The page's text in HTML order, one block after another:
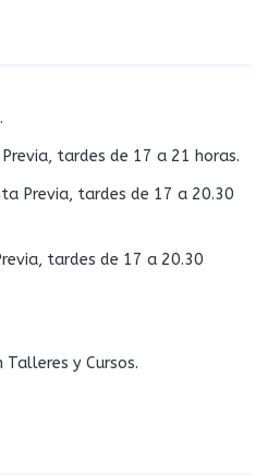
tardes de 17 a 21 horas.
Previa, tardes de 17 a 20.30
tardes de 17 a 20.30
Talleres y Cursos.